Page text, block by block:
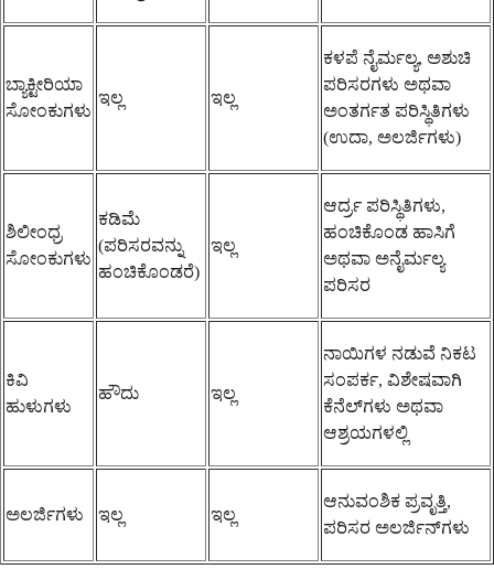
ಬ್ಯಾಕ್ಟೀರಿಯಾ
ಸೋಂಕುಗಳು
ಇಲ್ಲ ಇಲ್ಲ
ಕಳಪೆ ನೈರ್ಮಲ್ಯ, ಅಶುಚಿ
ಪರಿಸರಗಳು ಅಥವಾ
ಅಂತರ್ಗತ ಪರಿಸ್ಥಿತಿಗಳು
(ಉದಾ, ಅಲರ್ಜಿಗಳು)
ಶಿಲೀಂಧ್ರ
ಸೋಂಕುಗಳು
ಕಡಿಮೆ
(ಪರಿಸರವನ್ನು
ಹಂಚಿಕೊಂಡರೆ)
ಇಲ್ಲ
ಆರ್ದ್ರ ಪರಿಸ್ಥಿತಿಗಳು,
ಹಂಚಿಕೊಂಡ ಹಾಸಿಗೆ
ಅಥವಾ ಅನೈರ್ಮಲ್ಯ
ಪರಿಸರ
ಕಿವಿ
ಹುಳುಗಳು
ಹೌದು ಇಲ್ಲ
ನಾಯಿಗಳ ನಡುವೆ ನಿಕಟ
ಸಂಪರ್ಕ, ವಿಶೇಷವಾಗಿ
ಕೆನೆಲ್‌ಗಳು ಅಥವಾ
ಆಶ್ರಯಗಳಲ್ಲಿ
ಅಲರ್ಜಿಗಳು ಇಲ್ಲ ಇಲ್ಲ
ಆನುವಂಶಿಕ ಪ್ರವೃತ್ತಿ,
ಪರಿಸರ ಅಲರ್ಜಿನ್‌ಗಳು